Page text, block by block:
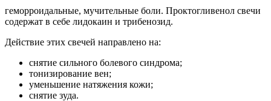
геморроидальные, мучительные боли. Проктогливенол cвечи
содержат в себе лидокаин и трибенозид.
Действие этих свечей направлено на:
снятие сильного болевого синдрома;
тонизирование вен;
уменьшение натяжения кожи;
снятие зуда.